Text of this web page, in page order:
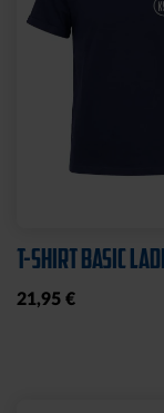
T-SHIRT BASIC
21,95 €